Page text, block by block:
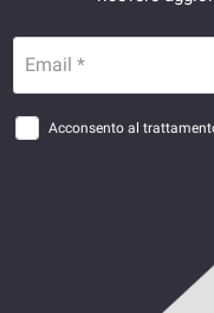
Email *
Acconsento al